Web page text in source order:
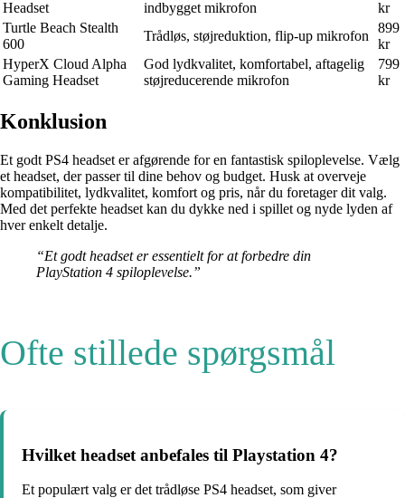
Headset
indbygget mikrofon
kr
Turtle Beach Stealth
600
Trådløs, støjreduktion, flip-up mikrofon
899
kr
HyperX Cloud Alpha
Gaming Headset
God lydkvalitet, komfortabel, aftagelig
støjreducerende mikrofon
799
kr
Konklusion
Et godt PS4 headset er afgørende for en fantastisk spiloplevelse. Vælg
et headset, der passer til dine behov og budget. Husk at overveje
kompatibilitet, lydkvalitet, komfort og pris, når du foretager dit valg.
Med det perfekte headset kan du dykke ned i spillet og nyde lyden af ​​
hver enkelt detalje.
“Et godt headset er essentielt for at forbedre din
PlayStation 4 spiloplevelse.”
Ofte stillede spørgsmål
Hvilket headset anbefales til Playstation 4?
Et populært valg er det trådløse PS4 headset, som giver